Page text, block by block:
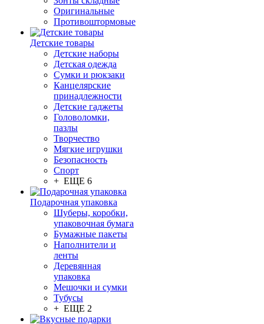
Оригинальные
Противоштормовые
Детские товары
Детские наборы
Детская одежда
Сумки и рюкзаки
Канцелярские
принадлежности
Детские гаджеты
Головоломки,
пазлы
Творчество
Мягкие игрушки
Безопасность
Спорт
+ ЕЩЕ 6
Подарочная упаковка
Шуберы, коробки,
упаковочная бумага
Бумажные пакеты
Наполнители и
ленты
Деревянная
упаковка
Мешочки и сумки
Тубусы
+ ЕЩЕ 2